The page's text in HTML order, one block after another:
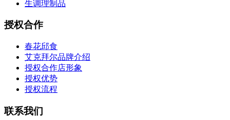
生调理制品
授权合作
春花邱食
艾克拜尔品牌介绍
授权合作店形象
授权优势
授权流程
联系我们